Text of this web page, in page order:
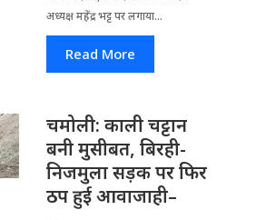
अध्यक्ष महेंद्र भट्ट पर लगाया...
Read More
चमोली: काली चट्टान
बनी मुसीबत, बिरही-
निजमुला सड़क पर फिर
ठप हुई आवाजाही–